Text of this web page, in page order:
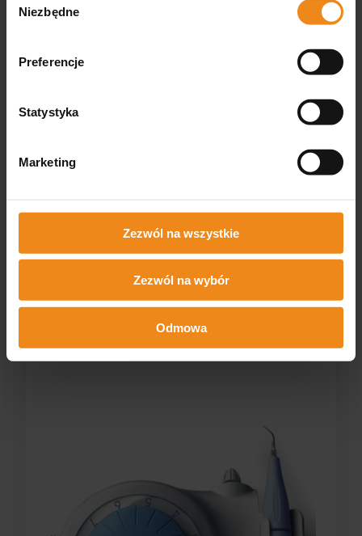
zgody
Niezbędne
Preferencje
Statystyka
Marketing
Zezwól na wszystkie
Zezwól na wybór
Odmowa
WOODPECKER Dostępny
DO KOSZYKA